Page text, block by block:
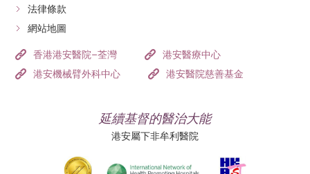
法律條款
網站地圖
香港港安醫院–荃灣
港安醫療中心
港安機械臂外科中心
港安醫院慈善基金
延續基督的醫治大能
港安屬下非牟利醫院